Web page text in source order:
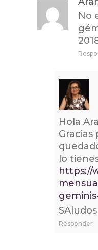
No
Hola
Gracias
lo
https://
SAludos
Responder